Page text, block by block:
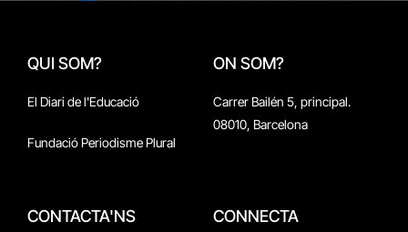
QUI SOM?
El Diari de l'Educació
Fundació Periodisme Plural
ON SOM?
Carrer Bailén 5, principal.
08010, Barcelona
CONTACTA'NS CONNECTA